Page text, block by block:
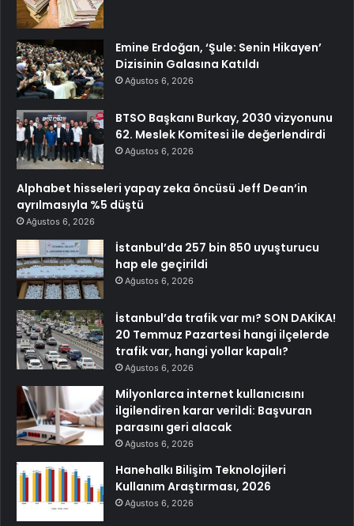
Emine Erdoğan, ‘Şule: Senin Hikayen’
Dizisinin Galasına Katıldı
Ağustos 6, 2026
BTSO Başkanı Burkay, 2030 vizyonunu
62. Meslek Komitesi ile değerlendirdi
Ağustos 6, 2026
Alphabet hisseleri yapay zeka öncüsü Jeff Dean’in
ayrılmasıyla %5 düştü
Ağustos 6, 2026
İstanbul’da 257 bin 850 uyuşturucu
hap ele geçirildi
Ağustos 6, 2026
İstanbul’da trafik var mı? SON DAKİKA!
20 Temmuz Pazartesi hangi ilçelerde
trafik var, hangi yollar kapalı?
Ağustos 6, 2026
Milyonlarca internet kullanıcısını
ilgilendiren karar verildi: Başvuran
parasını geri alacak
Ağustos 6, 2026
Hanehalkı Bilişim Teknolojileri
Kullanım Araştırması, 2026
Ağustos 6, 2026